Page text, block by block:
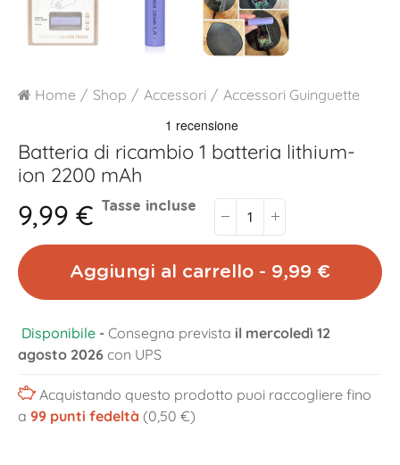
Home Shop Accessori Accessori Guinguette
Batteria di ricambio 1 batteria lithium-
ion 2200 mAh
9,99 € Tasse incluse
Aggiungi al carrello - 9,99 €
Disponibile - Consegna prevista il mercoledì 12
agosto 2026 con UPS
Acquistando questo prodotto puoi raccogliere fino
a 99 punti fedeltà (0,50 €)